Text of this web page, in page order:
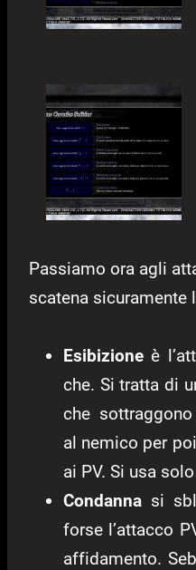
Passiamo ora agli
scatena sicuramente
Esibizione è
che. Si tratta di
che
al nemico per
ai PV. Si usa
Condanna si
forse l’attacco
affidamento.